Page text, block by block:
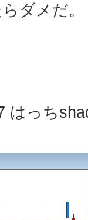
らダメ
はっち